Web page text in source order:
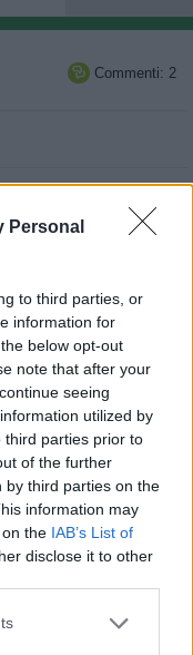
Personal
to third parties, or
information for
below opt-out
note that after your
seeing
utilized by
third parties prior to
of the further
by third parties on the
information may
the IAB’s List of
disclose it to other
 Commenti: 2
Idolo
sul culo